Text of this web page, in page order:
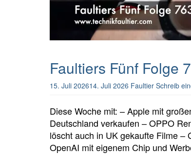
Faultiers Fünf Folge
15. Juli 202614. Juli 2026 Faultier Schreib
Diese Woche mit: – Apple mit
Deutschland verkaufen – OPPO
löscht auch in UK gekaufte Filme –
OpenAI mit eigenem Chip und